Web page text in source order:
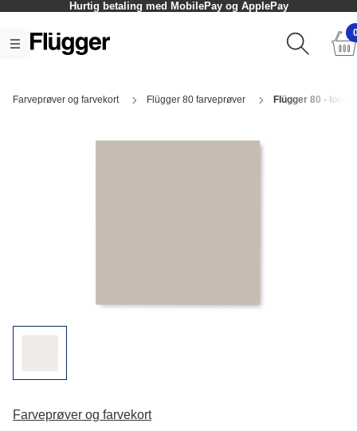
Hurtig betaling med MobilePay og ApplePay
Farveprøver og farvekort Flügger 80 farveprøver Flügger 80 -
Farveprøver og farvekort